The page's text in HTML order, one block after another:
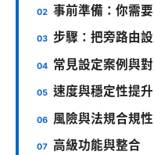
事前準備：你需
步驟：把旁路由
常見設定案例與
速度與穩定性提
風險與法規合規性
高級功能與整合